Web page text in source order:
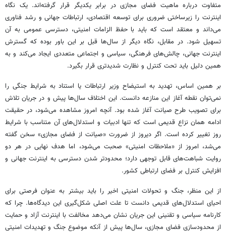
متفاوت درباره ماهیت فضای مجازی در برابر یکدیگر قرار گرفته‌اند. یک نگاه
اینترنت را زیرساختی ضروری برای توسعه اقتصادی، ارتباطات جهانی و رشد فناوری
می‌داند و معتقد است که باید با حفظ الزامات امنیتی، دسترسی عمومی به آن
تسهیل شود. در مقابل، نگاه دیگر از سال‌ها قبل بر این باور بوده که گسترش
اینترنت جهانی، چالش‌های فرهنگی، سیاسی و اجتماعی متعددی ایجاد می‌کند و به
همین دلیل باید تحت کنترل و نظارت شدیدتری قرار بگیرد.
بر همین اساس، تهدید به استیضاح وزیر ارتباطات یا استناد به شرایط جنگی را
نمی‌توان نقطه آغاز این منازعه دانست. این اختلاف سال‌ها پیش و در جریان تلاش
برای تصویب طرح صیانت آغاز شده بود. آنچه امروز مشاهده می‌شود، در حقیقت
ادامه همان نزاع قدیمی است که تنها ادبیات و استدلال‌های آن متناسب با شرایط
روز تغییر کرده است. اگر دیروز از ضرورت «صیانت از فضای مجازی» سخن گفته
می‌شد، امروز از «ملاحظات امنیتی» صحبت می‌شود، اما هدف نهایی در هر دو
روایت شباهت‌های قابل توجهی دارد؛ محدودتر شدن دسترسی به اینترنت جهانی و
افزایش کنترل بر فضای ارتباطی کشور.
از این منظر، جنگ و تحولات امنیتی اخیر را باید بیشتر به عنوان فرصتی برای
احیای استدلال‌های قدیمی دانست تا علت اصلی شکل‌گیری این دیدگاه‌ها. چرا که
کارنامه سیاسی و تقنینی این جریان نشان می‌دهد مخالفت با اینترنت آزاد و حمایت
از محدودسازی فضای مجازی، سال‌ها پیش از آنکه موضوع جنگ و تهدیدات امنیتی